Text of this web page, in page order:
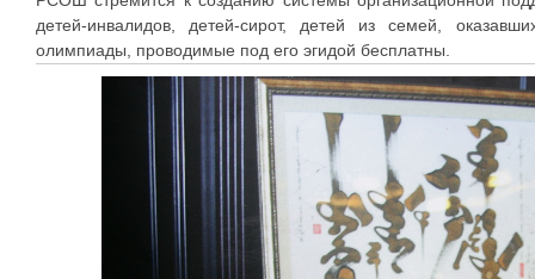
детей-инвалидов, детей-сирот, детей из семей,
олимпиады, проводимые под его эгидой бесплатны.